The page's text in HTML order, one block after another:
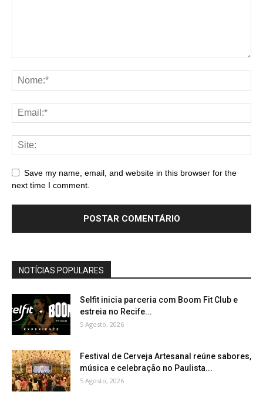
Save my name, email, and website in this browser for the
next time I comment.
NOTÍCIAS POPULARES
Selfit inicia parceria com Boom Fit Club e
estreia no Recife...
5 Agosto, 2026
Festival de Cerveja Artesanal reúne sabores,
música e celebração no Paulista...
5 Agosto, 2026